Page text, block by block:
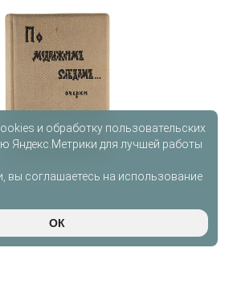
А.А.
и обработку пользовательских
Яндекс.Метрики для лучшей работы
вы соглашаетесь на использование
ОК